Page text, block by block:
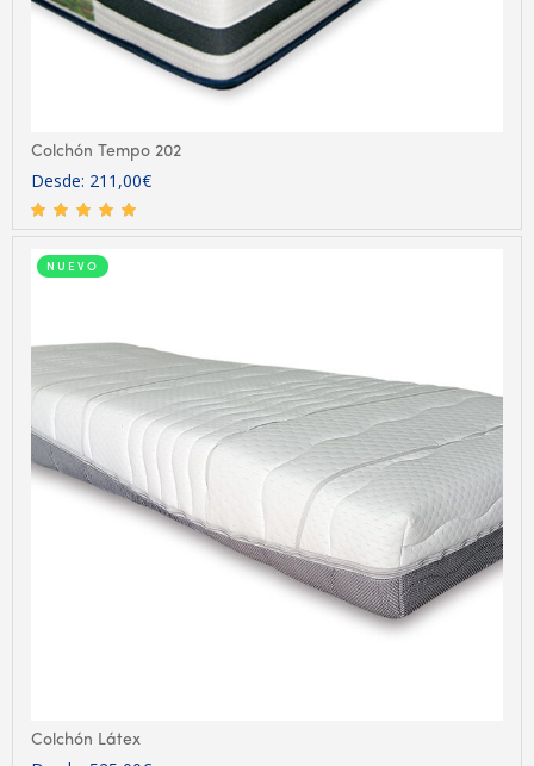
Colchón Tempo 202
Desde: 211,00€
NUEVO
Colchón Látex